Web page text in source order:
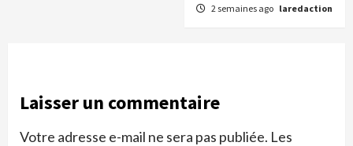
2 semaines ago laredaction
Laisser un commentaire
Votre adresse e-mail ne sera pas publiée. Les